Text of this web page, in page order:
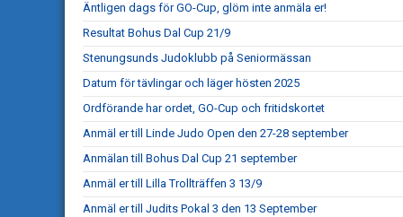
Äntligen dags för GO-Cup, glöm inte anmäla er!
Resultat Bohus Dal Cup 21/9
Stenungsunds Judoklubb på Seniormässan
Datum för tävlingar och läger hösten 2025
Ordförande har ordet, GO-Cup och fritidskortet
Anmäl er till Linde Judo Open den 27-28 september
Anmälan till Bohus Dal Cup 21 september
Anmäl er till Lilla Trollträffen 3 13/9
Anmäl er till Judits Pokal 3 den 13 September